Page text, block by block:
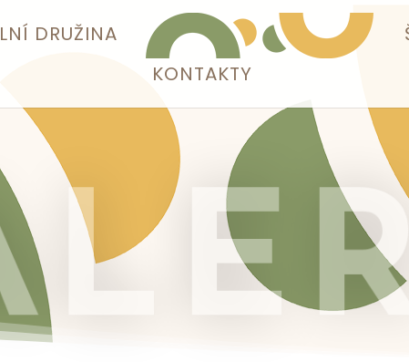
DRUŽINA
KONTAKTY